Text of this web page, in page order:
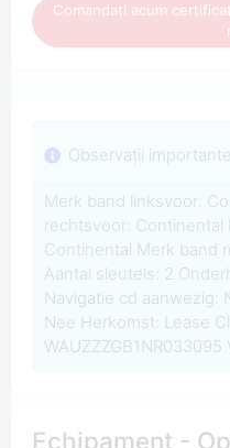
Comandați acum
Observații importante
Merk band linksvoor:
rechtsvoor: Continental
Continental Merk band
Aantal sleutels: 2
Navigatie cd aanwezig:
Nee Herkomst: Lease
Echipament -